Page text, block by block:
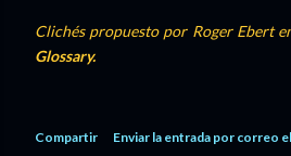
Clichés propuesto por Roger Ebert
Glossary.
Compartir
Enviar la entrada por correo